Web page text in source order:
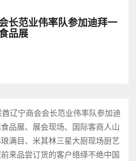
长范业伟率队参加迪拜一
品展
辽宁商会会长范业伟率队参加迪
品展、展会现场、国际客商人山
满目、米其林三星大厨现场厨艺
来品尝订货的客户络绎不绝中国